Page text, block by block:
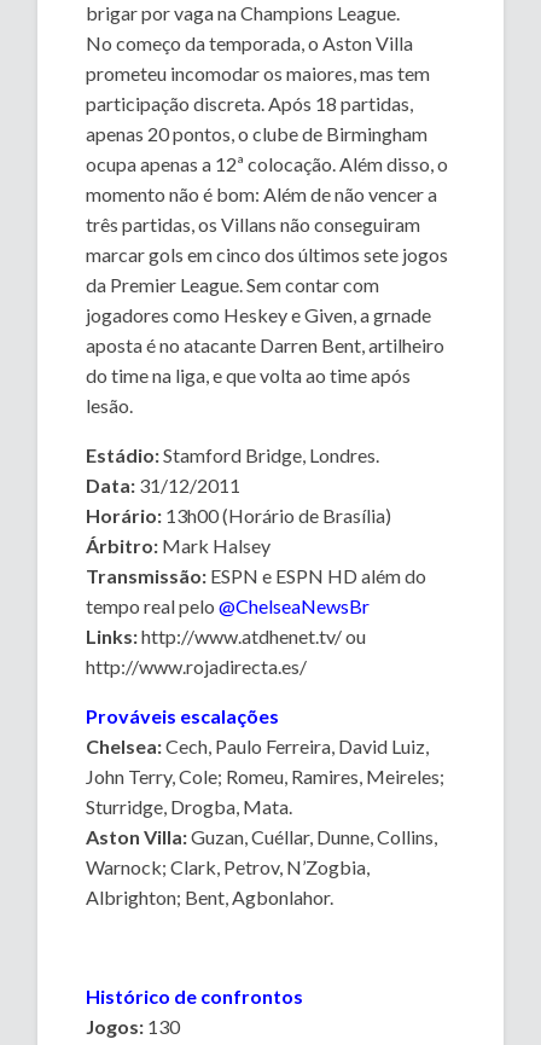
brigar por vaga na Champions League.
No começo da temporada, o Aston Villa
prometeu incomodar os maiores, mas tem
participação discreta. Após 18 partidas,
apenas 20 pontos, o clube de Birmingham
ocupa apenas a 12ª colocação. Além disso, o
momento não é bom: Além de não vencer a
três partidas, os Villans não conseguiram
marcar gols em cinco dos últimos sete jogos
da Premier League. Sem contar com
jogadores como Heskey e Given, a grnade
aposta é no atacante Darren Bent, artilheiro
do time na liga, e que volta ao time após
lesão.
Estádio:Stamford Bridge, Londres.
Data: 31/12/2011
Horário: 13h00 (Horário de Brasília)
Árbitro: Mark Halsey
Transmissão: ESPN e ESPN HD além do
tempo real pelo@ChelseaNewsBr
Links:http://www.atdhenet.tv/ ou
http://www.rojadirecta.es/
Prováveis escalações
Chelsea:Cech, Paulo Ferreira, David Luiz,
John Terry, Cole; Romeu, Ramires, Meireles;
Sturridge, Drogba, Mata.
Aston Villa:Guzan, Cuéllar, Dunne, Collins,
Warnock; Clark, Petrov, N’Zogbia,
Albrighton; Bent, Agbonlahor.
Histórico de confrontos
Jogos: 130